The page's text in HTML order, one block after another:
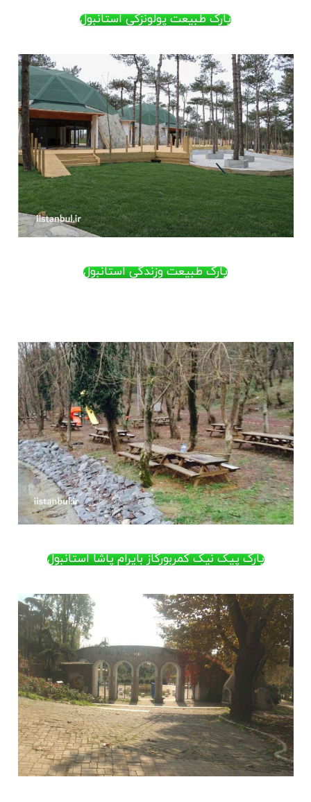
پارک طبیعت وزندگی استانبول
پارک طبیعت پولونزکی استانبول
پارک پیک نیک کمربورگاز بایرام پاشا استانبول